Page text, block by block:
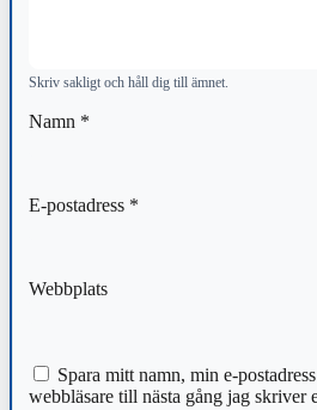
Skriv sakligt och håll dig till ämnet.
Namn *
E-postadress *
Webbplats
Spara mitt namn, min e-
webbläsare till nästa gång jag skriver